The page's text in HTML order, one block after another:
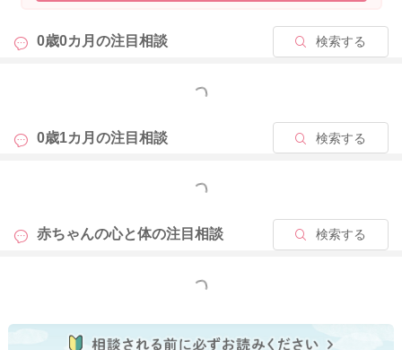
はないかと思います。生後2〜3ヶ月を過ぎれば、お子さんの満
腹中枢が発達してきますので、お子さんがご自身で飲む量を調
戻しもあまり気にならなくなってくるかもしれません。また、
やすいお子さんであれば、お腹にガスが溜まっていることもあ
りますので、綿棒浣腸やお腹のマッサージなどで、排便や排ガ
もありますので、よろしければお試しくださいね。
0歳0カ月の注目相談 検索する
もっと見る
0歳1カ月の注目相談 検索する
もっと見る
赤ちゃんの心と体の注目相談 検索する
もっと見る